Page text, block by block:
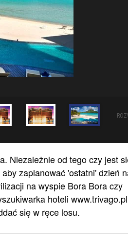
Niezależnie od tego czy jest
zaplanować 'ostatni' dzień
na wyspie Bora Bora czy
hoteli www.trivago.pl
się w ręce losu.